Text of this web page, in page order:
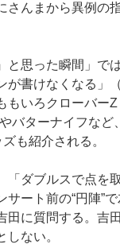
んまから異例の
思った瞬間」では
が書けなくなる」
いろクローバーZ
バターナイフなど
も紹介される。
ダブルスで点を
ート前の“円陣”
に質問する。吉
ない。